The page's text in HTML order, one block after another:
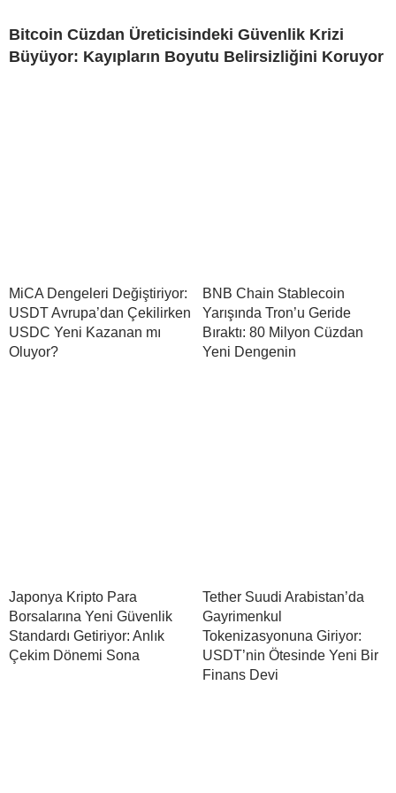
Bitcoin Cüzdan Üreticisindeki Güvenlik Krizi
Büyüyor: Kayıpların Boyutu Belirsizliğini Koruyor
MiCA Dengeleri Değiştiriyor:
USDT Avrupa’dan Çekilirken
USDC Yeni Kazanan mı
Oluyor?
BNB Chain Stablecoin
Yarışında Tron’u Geride
Bıraktı: 80 Milyon Cüzdan
Yeni Dengenin
Japonya Kripto Para
Borsalarına Yeni Güvenlik
Standardı Getiriyor: Anlık
Çekim Dönemi Sona
Tether Suudi Arabistan’da
Gayrimenkul
Tokenizasyonuna Giriyor:
USDT’nin Ötesinde Yeni Bir
Finans Devi